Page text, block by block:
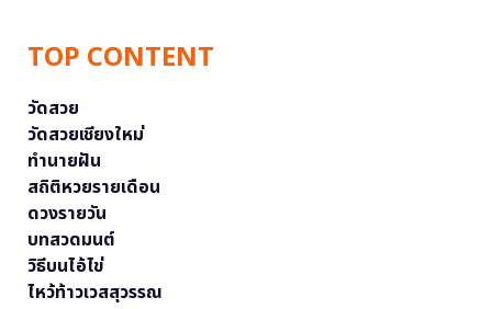
TOP CONTENT
วัดสวย
วัดสวยเชียงใหม่
ทำนายฝัน
สถิติหวยรายเดือน
ดวงรายวัน
บทสวดมนต์
วิธีบนไอ้ไข่
ไหว้ท้าวเวสสุวรรณ